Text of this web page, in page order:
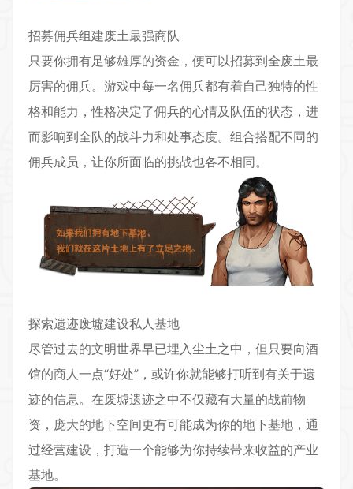
招募佣兵组建废土最强商队
只要你拥有足够雄厚的资金，便可以招募到全废土最
厉害的佣兵。游戏中每一名佣兵都有着自己独特的性
格和能力，性格决定了佣兵的心情及队伍的状态，进
而影响到全队的战斗力和处事态度。组合搭配不同的
佣兵成员，让你所面临的挑战也各不相同。
探索遗迹废墟建设私人基地
尽管过去的文明世界早已埋入尘土之中，但只要向酒
馆的商人一点“好处”，或许你就能够打听到有关于遗
迹的信息。在废墟遗迹之中不仅藏有大量的战前物
资，庞大的地下空间更有可能成为你的地下基地，通
过经营建设，打造一个能够为你持续带来收益的产业
基地。